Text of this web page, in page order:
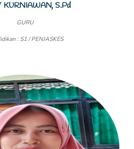
KURNIAWAN, S.Pd
GURU
: S1 / PENJASKES